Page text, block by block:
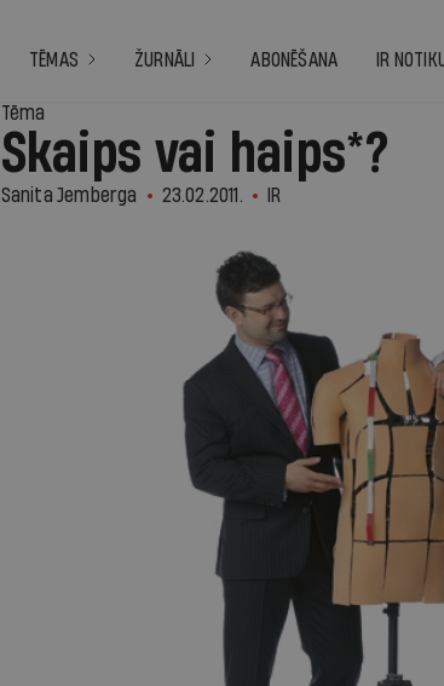
TĒMAS ŽURNĀLI ABONĒŠANA IR
Tēma
Skaips vai haips*?
Sanita Jemberga 23.02.2011. IR